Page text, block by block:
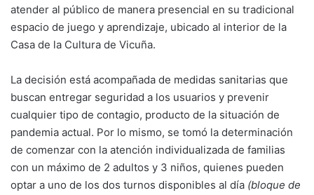
atender al público de manera presencial en su tradicional
espacio de juego y aprendizaje, ubicado al interior de la
Casa de la Cultura de Vicuña.
La decisión está acompañada de medidas sanitarias que
buscan entregar seguridad a los usuarios y prevenir
cualquier tipo de contagio, producto de la situación de
pandemia actual. Por lo mismo, se tomó la determinación
de comenzar con la atención individualizada de familias
con un máximo de 2 adultos y 3 niños, quienes pueden
optar a uno de los dos turnos disponibles al día (bloque de